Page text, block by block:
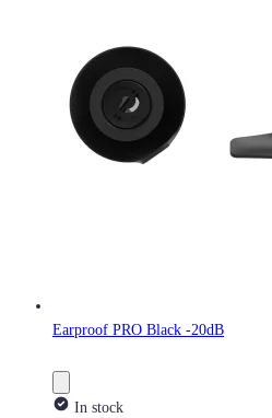
Earproof PRO Black -20dB
In stock